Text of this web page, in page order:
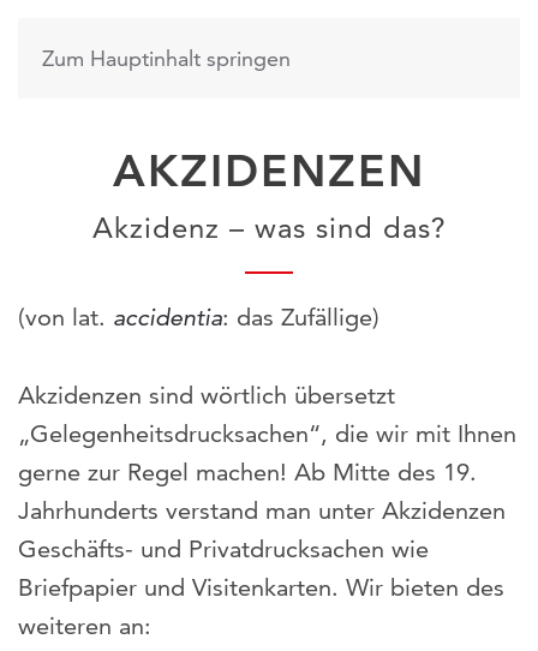
Zum Hauptinhalt springen
AKZIDENZEN
Akzidenz – was sind das?
(von lat. accidentia: das Zufällige)
Akzidenzen sind wörtlich übersetzt
„Gelegenheitsdrucksachen“, die wir mit Ihnen
gerne zur Regel machen! Ab Mitte des 19.
Jahrhunderts verstand man unter Akzidenzen
Geschäfts- und Privatdrucksachen wie
Briefpapier und Visitenkarten. Wir bieten des
weiteren an: